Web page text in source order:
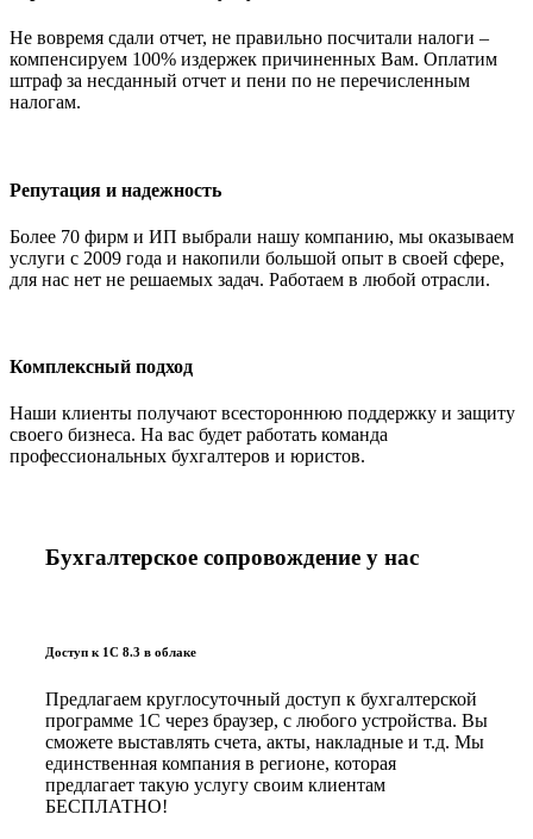
Не вовремя сдали отчет, не правильно посчитали налоги –
компенсируем 100% издержек причиненных Вам. Оплатим
штраф за несданный отчет и пени по не перечисленным
налогам.
Репутация и надежность
Более 70 фирм и ИП выбрали нашу компанию, мы оказываем
услуги с 2009 года и накопили большой опыт в своей сфере,
для нас нет не решаемых задач. Работаем в любой отрасли.
Комплексный подход
Наши клиенты получают всестороннюю поддержку и защиту
своего бизнеса. На вас будет работать команда
профессиональных бухгалтеров и юристов.
Бухгалтерское сопровождение у нас
Доступ к 1С 8.3 в облаке
Предлагаем круглосуточный доступ к бухгалтерской
программе 1С через браузер, с любого устройства. Вы
сможете выставлять счета, акты, накладные и т.д. Мы
единственная компания в регионе, которая
предлагает такую услугу своим клиентам
БЕСПЛАТНО!